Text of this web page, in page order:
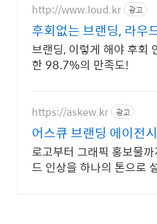
http://www.loud.kr 광고
후회없는 브랜딩, 라우
브랜딩, 이렇게 해야 후회
한 98.7%의 만족도!
https://askew.kr 광고
어스큐 브랜딩 에이전시
로고부터 그래픽 홍보물까
드 인상을 하나의 톤으로